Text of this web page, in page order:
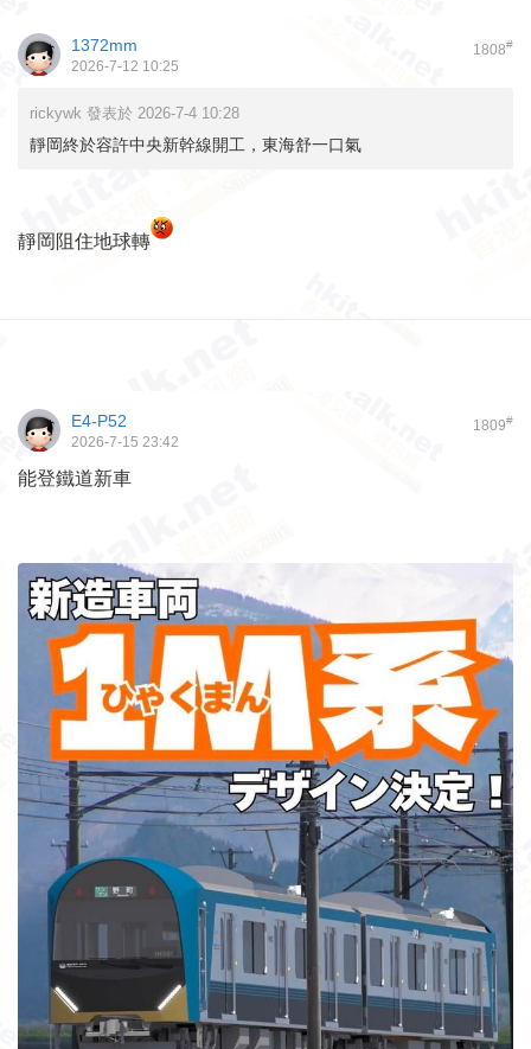
1808#
1372mm
2026-7-12 10:25
rickywk 發表於 2026-7-4 10:28
靜岡終於容許中央新幹線開工，東海舒一口氣
靜岡阻住地球轉
1809#
E4-P52
2026-7-15 23:42
能登鐵道新車